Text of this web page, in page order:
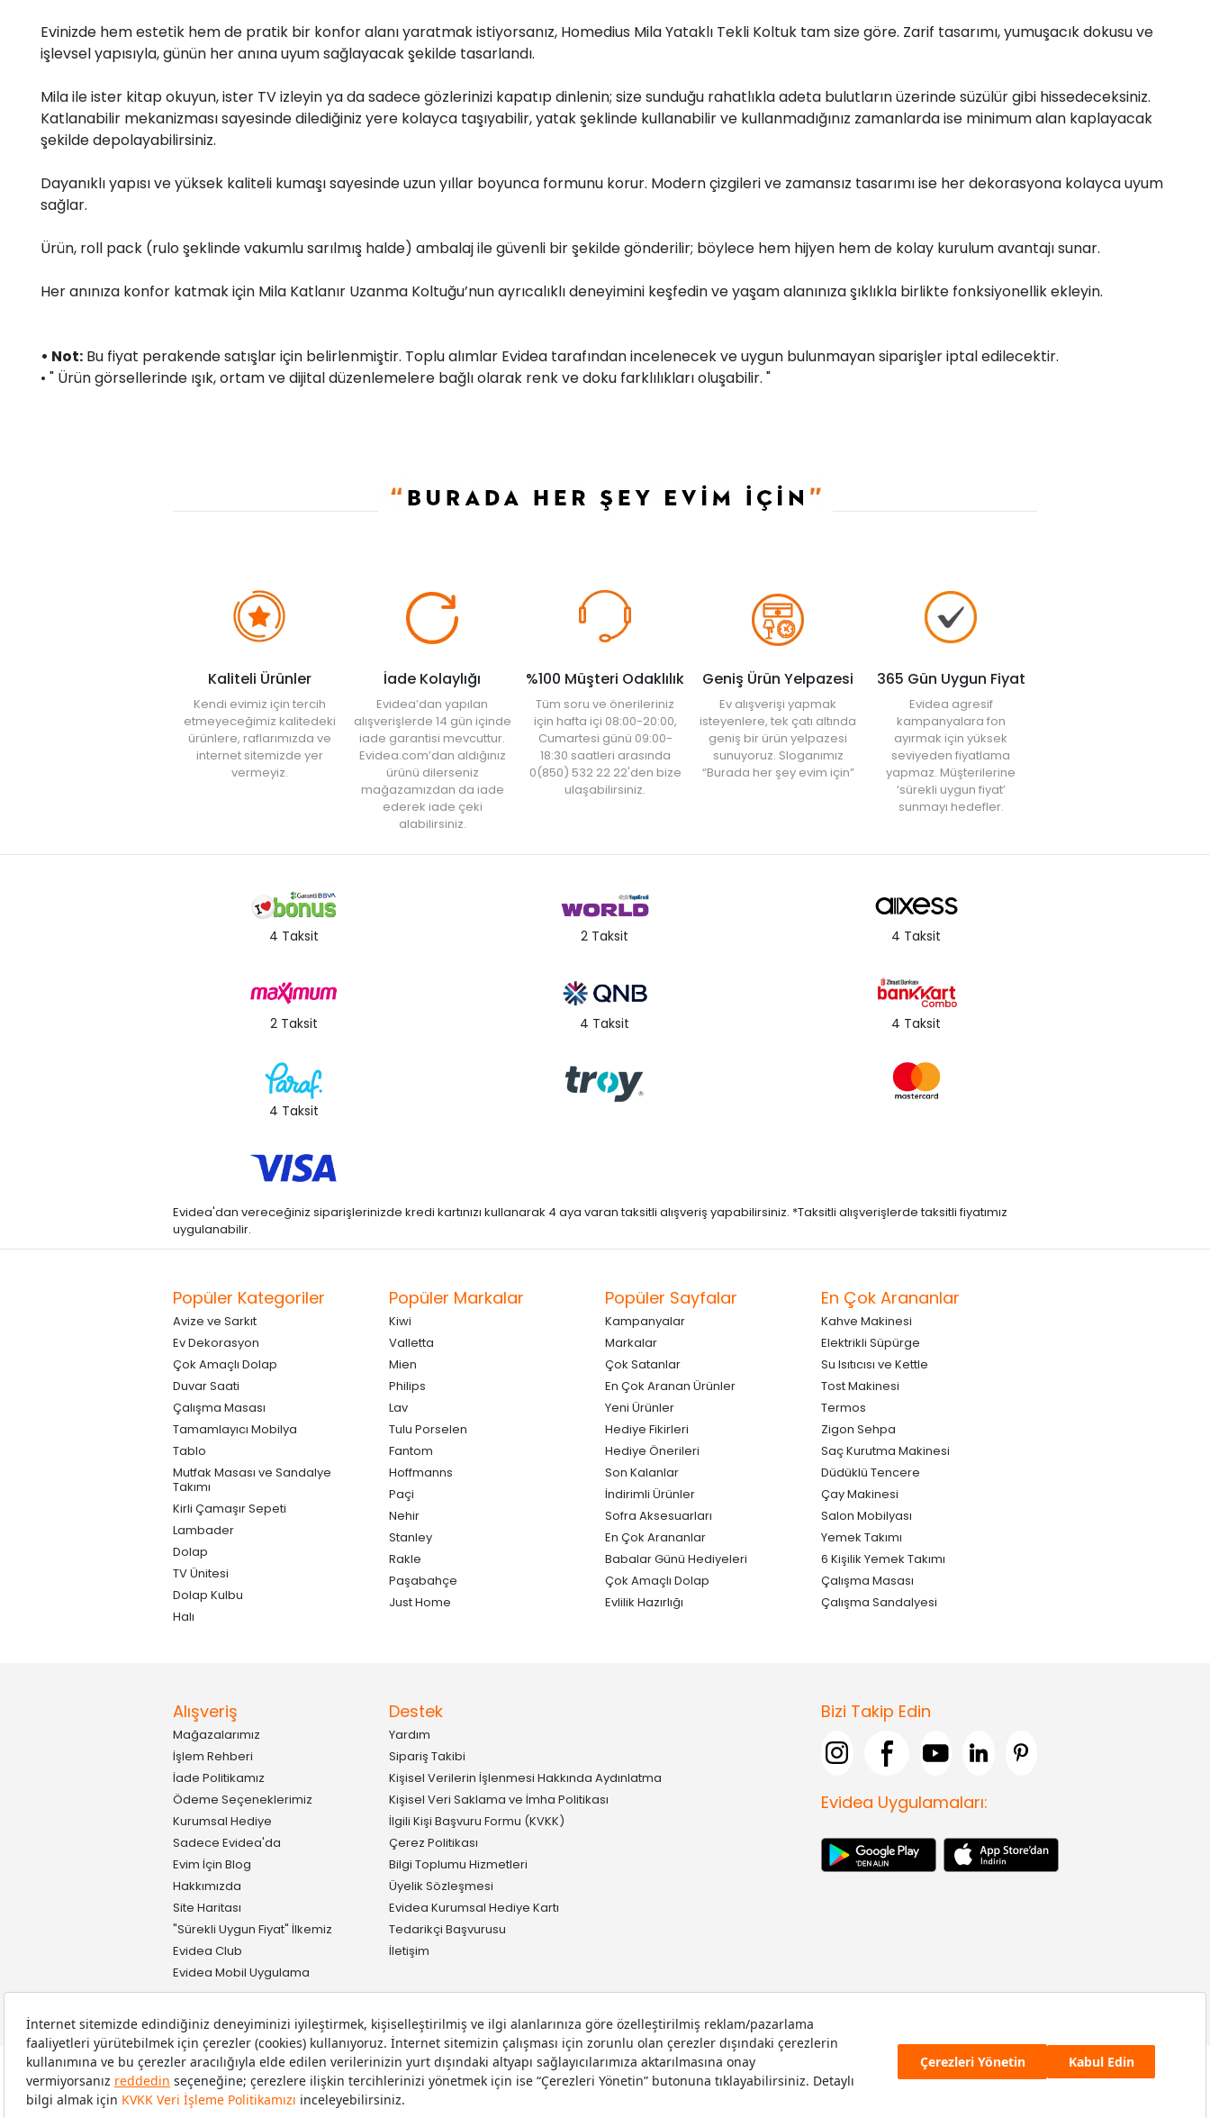
Evinizde hem estetik hem de pratik bir konfor alanı yaratmak istiyorsanız, Homedius Mila Yataklı Tekli Koltuk tam size göre. Zarif tasarımı, yumuşacık dokusu ve
işlevsel yapısıyla, günün her anına uyum sağlayacak şekilde tasarlandı.
Mila ile ister kitap okuyun, ister TV izleyin ya da sadece gözlerinizi kapatıp dinlenin; size sunduğu rahatlıkla adeta bulutların üzerinde süzülür gibi hissedeceksiniz.
Katlanabilir mekanizması sayesinde dilediğiniz yere kolayca taşıyabilir, yatak şeklinde kullanabilir ve kullanmadığınız zamanlarda ise minimum alan kaplayacak
şekilde depolayabilirsiniz.
Dayanıklı yapısı ve yüksek kaliteli kumaşı sayesinde uzun yıllar boyunca formunu korur. Modern çizgileri ve zamansız tasarımı ise her dekorasyona kolayca uyum
sağlar.
Ürün, roll pack (rulo şeklinde vakumlu sarılmış halde) ambalaj ile güvenli bir şekilde gönderilir; böylece hem hijyen hem de kolay kurulum avantajı sunar.
Her anınıza konfor katmak için Mila Katlanır Uzanma Koltuğu’nun ayrıcalıklı deneyimini keşfedin ve yaşam alanınıza şıklıkla birlikte fonksiyonellik ekleyin.
• Not: Bu fiyat perakende satışlar için belirlenmiştir. Toplu alımlar Evidea tarafından incelenecek ve uygun bulunmayan siparişler iptal edilecektir.
• " Ürün görsellerinde ışık, ortam ve dijital düzenlemelere bağlı olarak renk ve doku farklılıkları oluşabilir. "
Kaliteli Ürünler
Kendi evimiz için tercih
etmeyeceğimiz kalitedeki
ürünlere, raflarımızda ve
internet sitemizde yer
vermeyiz.
İade Kolaylığı
Evidea’dan yapılan
alışverişlerde 14 gün içinde
iade garantisi mevcuttur.
Evidea.com’dan aldığınız
ürünü dilerseniz
mağazamızdan da iade
ederek iade çeki
alabilirsiniz.
%100 Müşteri Odaklılık
Tüm soru ve önerileriniz
için hafta içi 08:00-20:00,
Cumartesi günü 09:00-
18:30 saatleri arasında
0(850) 532 22 22'den bize
ulaşabilirsiniz.
Geniş Ürün Yelpazesi
Ev alışverişi yapmak
isteyenlere, tek çatı altında
geniş bir ürün yelpazesi
sunuyoruz. Sloganımız
“Burada her şey evim için”
365 Gün Uygun Fiyat
Evidea agresif
kampanyalara fon
ayırmak için yüksek
seviyeden fiyatlama
yapmaz. Müşterilerine
‘sürekli uygun fiyat’
sunmayı hedefler.
4 Taksit 2 Taksit 4 Taksit
2 Taksit 4 Taksit 4 Taksit
4 Taksit
Evidea'dan vereceğiniz siparişlerinizde kredi kartınızı kullanarak 4 aya varan taksitli alışveriş yapabilirsiniz. *Taksitli alışverişlerde taksitli fiyatımız
uygulanabilir.
Popüler Kategoriler
Avize ve Sarkıt
Ev Dekorasyon
Çok Amaçlı Dolap
Duvar Saati
Çalışma Masası
Tamamlayıcı Mobilya
Tablo
Mutfak Masası ve Sandalye
Takımı
Kirli Çamaşır Sepeti
Lambader
Dolap
TV Ünitesi
Dolap Kulbu
Halı
Popüler Markalar
Kiwi
Valletta
Mien
Philips
Lav
Tulu Porselen
Fantom
Hoffmanns
Paçi
Nehir
Stanley
Rakle
Paşabahçe
Just Home
Popüler Sayfalar
Kampanyalar
Markalar
Çok Satanlar
En Çok Aranan Ürünler
Yeni Ürünler
Hediye Fikirleri
Hediye Önerileri
Son Kalanlar
İndirimli Ürünler
Sofra Aksesuarları
En Çok Arananlar
Babalar Günü Hediyeleri
Çok Amaçlı Dolap
Evlilik Hazırlığı
En Çok Arananlar
Kahve Makinesi
Elektrikli Süpürge
Su Isıtıcısı ve Kettle
Tost Makinesi
Termos
Zigon Sehpa
Saç Kurutma Makinesi
Düdüklü Tencere
Çay Makinesi
Salon Mobilyası
Yemek Takımı
6 Kişilik Yemek Takımı
Çalışma Masası
Çalışma Sandalyesi
Alışveriş
Mağazalarımız
İşlem Rehberi
İade Politikamız
Ödeme Seçeneklerimiz
Kurumsal Hediye
Sadece Evidea'da
Evim İçin Blog
Hakkımızda
Site Haritası
"Sürekli Uygun Fiyat" İlkemiz
Evidea Club
Evidea Mobil Uygulama
Destek
Yardım
Sipariş Takibi
Kişisel Verilerin İşlenmesi Hakkında Aydınlatma
Kişisel Veri Saklama ve İmha Politikası
İlgili Kişi Başvuru Formu (KVKK)
Çerez Politikası
Bilgi Toplumu Hizmetleri
Üyelik Sözleşmesi
Evidea Kurumsal Hediye Kartı
Tedarikçi Başvurusu
İletişim
Bizi Takip Edin
Evidea Uygulamaları: